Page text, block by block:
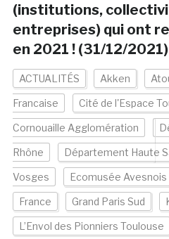
(institutions,
entreprises) qui ont
en 2021 ! (31/12/2021)
ACTUALITÉS Akken
Francaise Cité de l'Espace
Cornouaille Agglomération
Rhône Département Haute
Vosges Ecomusée Avesnois
France Grand Paris Sud
L’Envol des Pionniers Toulouse